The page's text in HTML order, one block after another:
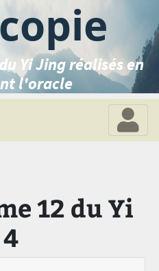
Yi Jing réalisés en
l'oracle
12 du Yi